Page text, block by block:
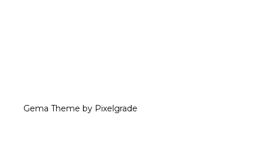
Gema Theme by Pixelgrade